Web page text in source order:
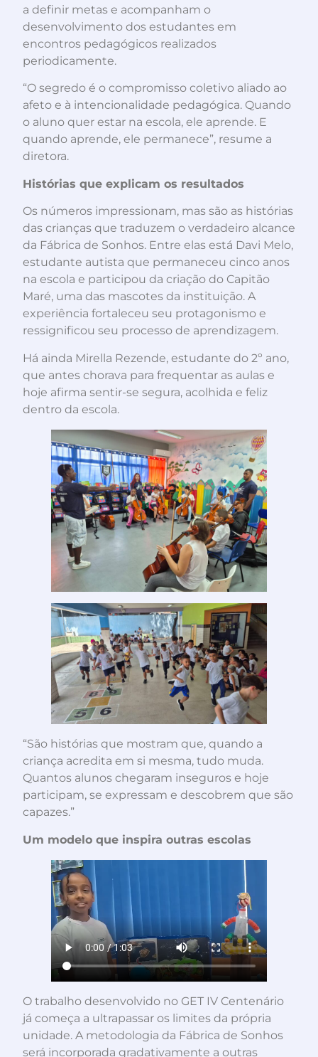
a definir metas e acompanham o
desenvolvimento dos estudantes em
encontros pedagógicos realizados
periodicamente.
“O segredo é o compromisso coletivo aliado ao
afeto e à intencionalidade pedagógica. Quando
o aluno quer estar na escola, ele aprende. E
quando aprende, ele permanece”, resume a
diretora.
Histórias que explicam os resultados
Os números impressionam, mas são as histórias
das crianças que traduzem o verdadeiro alcance
da Fábrica de Sonhos. Entre elas está Davi Melo,
estudante autista que permaneceu cinco anos
na escola e participou da criação do Capitão
Maré, uma das mascotes da instituição. A
experiência fortaleceu seu protagonismo e
ressignificou seu processo de aprendizagem.
Há ainda Mirella Rezende, estudante do 2º ano,
que antes chorava para frequentar as aulas e
hoje afirma sentir-se segura, acolhida e feliz
dentro da escola.
“São histórias que mostram que, quando a
criança acredita em si mesma, tudo muda.
Quantos alunos chegaram inseguros e hoje
participam, se expressam e descobrem que são
capazes.”
Um modelo que inspira outras escolas
O trabalho desenvolvido no GET IV Centenário
já começa a ultrapassar os limites da própria
unidade. A metodologia da Fábrica de Sonhos
será incorporada gradativamente a outras